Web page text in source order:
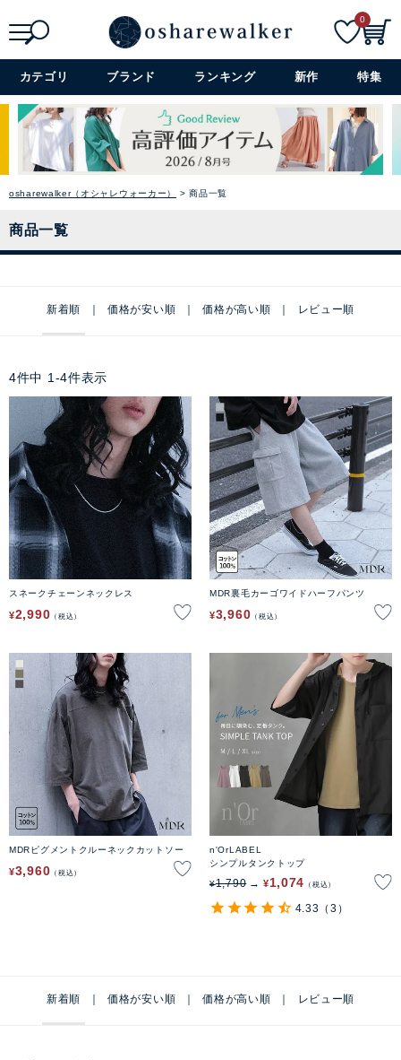
詳細検索+
0
カテゴリ ブランド ランキング 新作 特集
osharewalker（オシャレウォーカー） 商品一覧
商品一覧
新着順 価格が安い順 価格が高い順 レビュー順
4件中 1 -4件表示
スネークチェーンネックレス
¥2,990 税込
MDR裏毛カーゴワイドハーフパンツ
¥3,960 税込
MDRピグメントクルーネックカットソー
¥3,960 税込
n'OrLABEL
シンプルタンクトップ
¥1,790 ¥1,074 税込
4.33 （3）
新着順 価格が安い順 価格が高い順 レビュー順